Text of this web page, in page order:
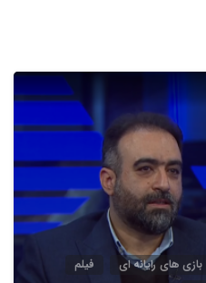
34
بازی های رایانه ای
فیلم